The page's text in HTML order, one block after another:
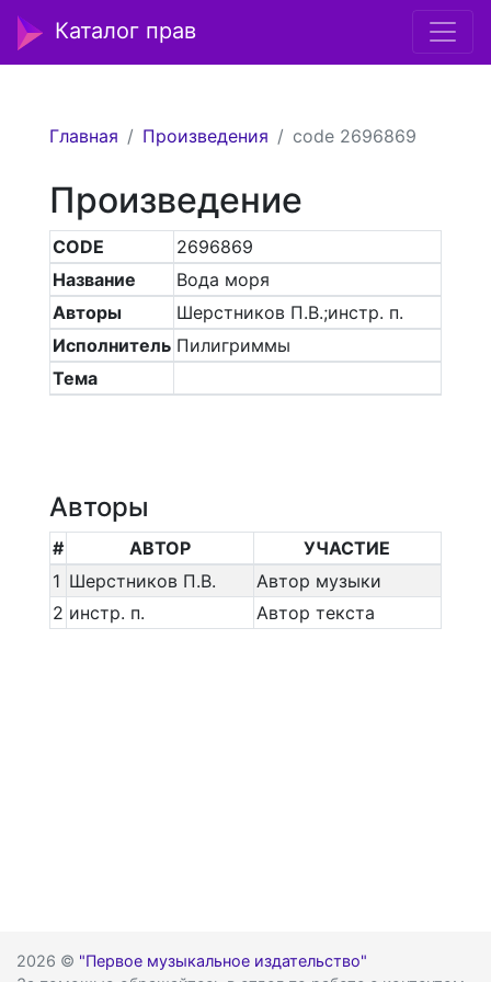
Каталог прав
Главная Произведения code 2696869
Произведение
CODE
2696869
Название
Вода моря
Авторы
Шерстников П.В.;инстр. п.
Исполнитель Пилигриммы
Тема
Авторы
# АВТОР
УЧАСТИЕ
1 Шерстников П.В.
Автор музыки
2 инстр. п. Автор текста
2026 © "Первое музыкальное издательство"